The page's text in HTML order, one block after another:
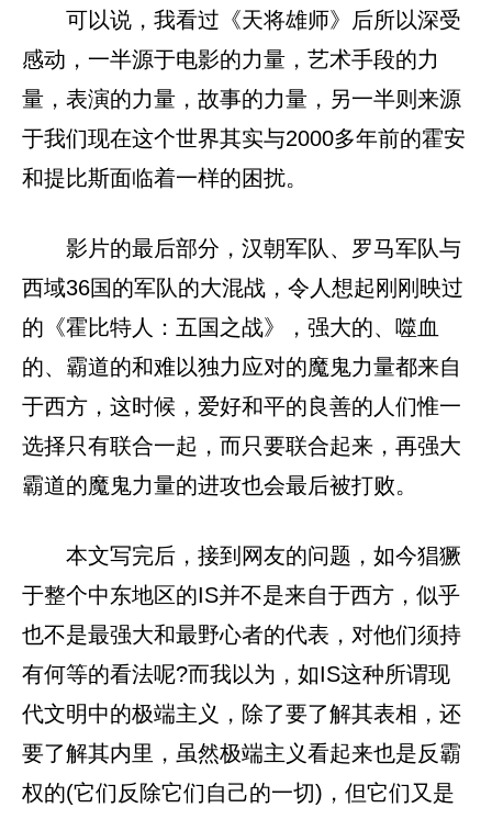
可以说，我看过《天将雄师》后所以深受
感动，一半源于电影的力量，艺术手段的力
量，表演的力量，故事的力量，另一半则来源
于我们现在这个世界其实与2000多年前的霍安
和提比斯面临着一样的困扰。
影片的最后部分，汉朝军队、罗马军队与
西域36国的军队的大混战，令人想起刚刚映过
的《霍比特人：五国之战》，强大的、噬血
的、霸道的和难以独力应对的魔鬼力量都来自
于西方，这时候，爱好和平的良善的人们惟一
选择只有联合一起，而只要联合起来，再强大
霸道的魔鬼力量的进攻也会最后被打败。
本文写完后，接到网友的问题，如今猖獗
于整个中东地区的IS并不是来自于西方，似乎
也不是最强大和最野心者的代表，对他们须持
有何等的看法呢?而我以为，如IS这种所谓现
代文明中的极端主义，除了要了解其表相，还
要了解其内里，虽然极端主义看起来也是反霸
权的(它们反除它们自己的一切)，但它们又是